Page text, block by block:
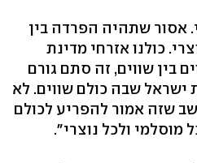
אסור שתהיה הפרדה בין
כולנו אזרחי מדינת
בין שווים, זה סתם גורם
שבה כולם שווים. לא
שזה אמור להפריע לכולם
מוסלמי ולכל נוצרי".